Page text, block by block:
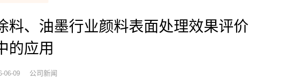
料、油墨行业颜料表面处理效果评价
的应用
06-09 公司新闻